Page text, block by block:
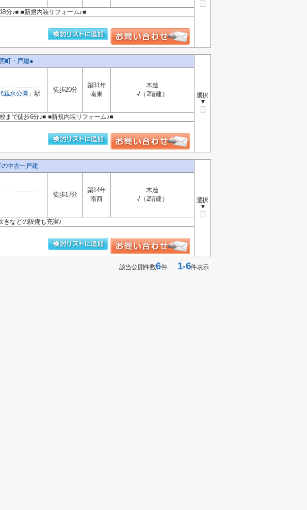
分♪■ ■新規内装リフォーム♪■
町・戸建●
選択
▼
親水公園 」駅
徒歩20分
築31年
南東
木造
-/（2階建）
まで徒歩6分♪■ ■新規内装リフォーム♪■
中古一戸建
選択
▼
徒歩17分
築14年
南西
木造
-/（2階建）
などの設備も充実♪
該当公開件数6件1-6件表示